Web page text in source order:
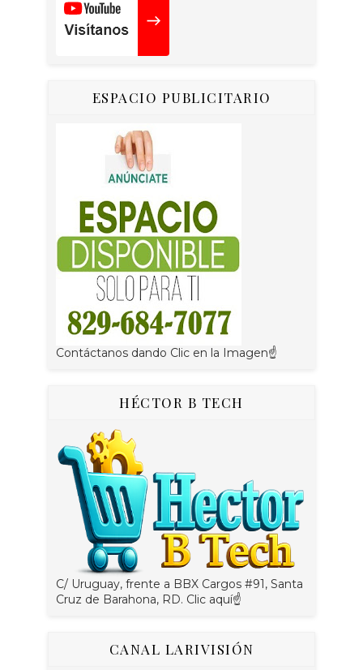
ESPACIO PUBLICITARIO
Contáctanos dando Clic en la Imagen☝
HÉCTOR B TECH
C/ Uruguay, frente a BBX Cargos #91, Santa
Cruz de Barahona, RD. Clic aquí☝
CANAL LARIVISIÓN